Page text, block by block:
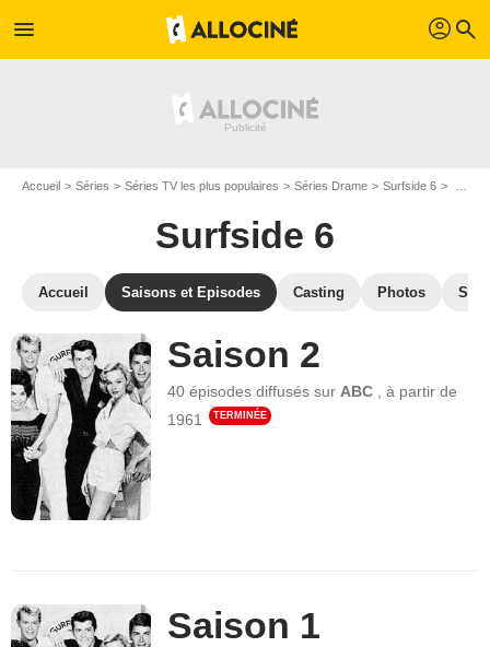
menu profil search
Accueil Séries Séries TV les plus populaires Séries Drame Surfside 6
Surfside 6
Accueil Saisons et Episodes Casting Photos
Saison 2
40 épisodes diffusés sur ABC ,à partir de
1961
TERMINÉE
Saison 1